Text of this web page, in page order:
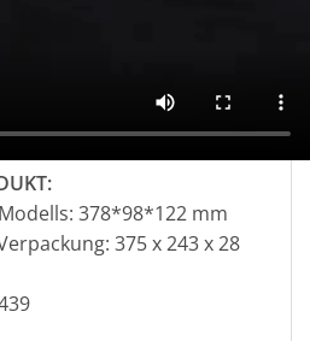
378*98*122 mm
375 x 243 x 28